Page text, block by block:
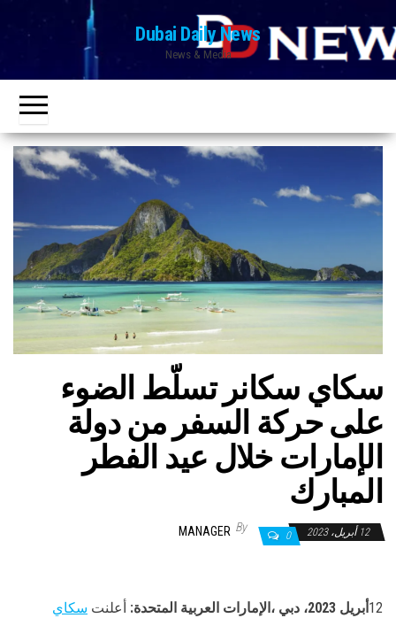
to
the
content
Dubai Daily News
News & Media
سكاي سكانر تسلّط الضوء
على حركة السفر من دولة
الإمارات خلال عيد الفطر
المبارك
12 أبريل، 2023 0
By
MANAGER
12أبريل 2023، دبي ،الإمارات العربية المتحدة: أعلنت سكاي